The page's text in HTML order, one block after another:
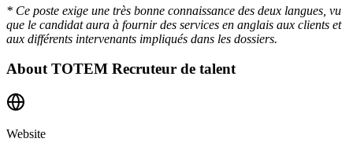
* Ce poste exige une très bonne connaissance des deux langues, vu
que le candidat aura à fournir des services en anglais aux clients et
aux différents intervenants impliqués dans les dossiers.
About TOTEM Recruteur de talent
Website